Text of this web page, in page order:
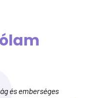
és emberséges